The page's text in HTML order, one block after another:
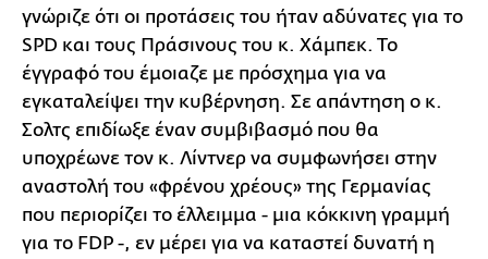
γνώριζε ότι οι προτάσεις του ήταν αδύνατες για το
SPD και τους Πράσινους του κ. Χάμπεκ. Το
έγγραφό του έμοιαζε με πρόσχημα για να
εγκαταλείψει την κυβέρνηση. Σε απάντηση ο κ.
Σολτς επιδίωξε έναν συμβιβασμό που θα
υποχρέωνε τον κ. Λίντνερ να συμφωνήσει στην
αναστολή του «φρένου χρέους» της Γερμανίας
που περιορίζει το έλλειμμα - μια κόκκινη γραμμή
για το FDP -, εν μέρει για να καταστεί δυνατή η